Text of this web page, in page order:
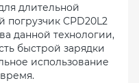
длительной
погрузчик СРD20L2
данной технологии,
быстрой зарядки
использование